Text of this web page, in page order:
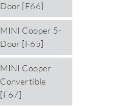
Door [F66]
MINI Cooper 5-
Door [F65]
MINI Cooper
Convertible
[F67]